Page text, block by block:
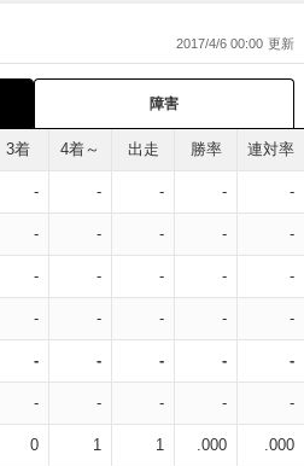
2017/4/6 00:00
障害
3着 4着～ 出走 勝率 連対率
- - - - -
- - - - -
- - - - -
- - - - -
- - - - -
- - - - -
0 1 1 .000 .000